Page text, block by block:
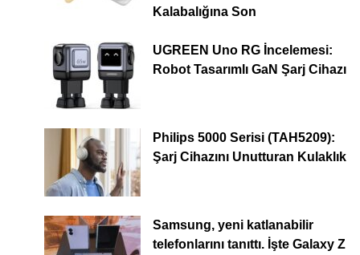
Kalabalığına Son
UGREEN Uno RG İncelemesi:
Robot Tasarımlı GaN Şarj Cihazı
Philips 5000 Serisi (TAH5209):
Şarj Cihazını Unutturan Kulaklık
Samsung, yeni katlanabilir
telefonlarını tanıttı. İşte Galaxy Z